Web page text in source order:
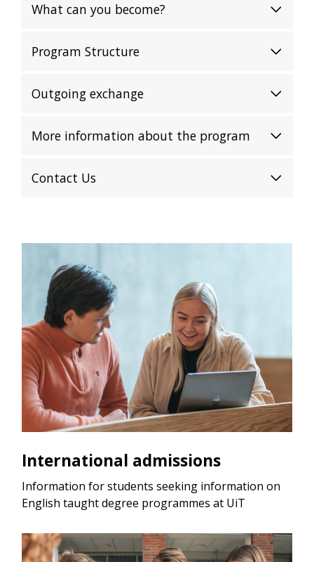
What can you become?
Program Structure
Outgoing exchange
More information about the program
Contact Us
International admissions
Information for students seeking information on
English taught degree programmes at UiT